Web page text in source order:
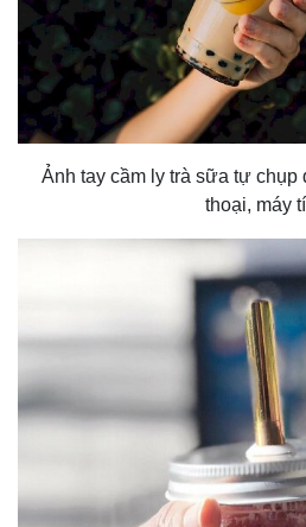
Ảnh tay cầm ly trà sữa tự chụp
thoại, máy